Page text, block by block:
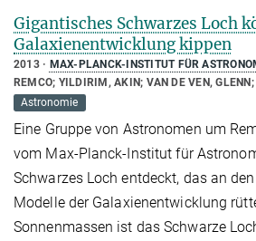
Gigantisches Schwarzes Loch
Galaxienentwicklung kippen
2013 MAX-PLANCK-INSTITUT FÜR
REMCO; YILDIRIM, AKIN; VAN DE VEN,
Astronomie
Eine Gruppe von Astronomen um
vom Max-Planck-Institut für
Schwarzes Loch entdeckt, das an
Modelle der Galaxienentwicklung
Sonnenmassen ist das Schwarze